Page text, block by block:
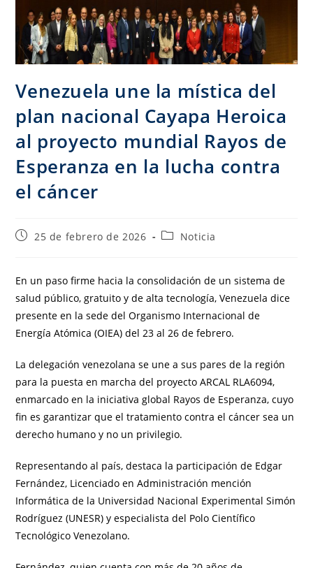
Venezuela une la mística del
plan nacional Cayapa Heroica
al proyecto mundial Rayos de
Esperanza en la lucha contra
el cáncer
25 de febrero de 2026 Noticia
En un paso firme hacia la consolidación de un sistema de
salud público, gratuito y de alta tecnología, Venezuela dice
presente en la sede del Organismo Internacional de
Energía Atómica (OIEA) del 23 al 26 de febrero.
La delegación venezolana se une a sus pares de la región
para la puesta en marcha del proyecto ARCAL RLA6094,
enmarcado en la iniciativa global Rayos de Esperanza, cuyo
fin es garantizar que el tratamiento contra el cáncer sea un
derecho humano y no un privilegio.
Representando al país, destaca la participación de Edgar
Fernández, Licenciado en Administración mención
Informática de la Universidad Nacional Experimental Simón
Rodríguez (UNESR) y especialista del Polo Científico
Tecnológico Venezolano.